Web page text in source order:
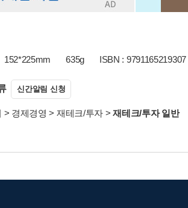
152*225mm 635g ISBN : 9791165219307
신간알림 신청
> 경제경영 > 재테크/투자 >재테크/투자 일반